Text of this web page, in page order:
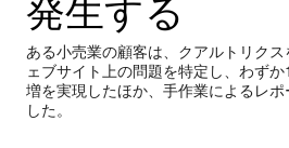
ある小売業の顧客は、クアルトリク
ェブサイト上の問題を特定し、わず
増を実現したほか、手作業によるレ
した。